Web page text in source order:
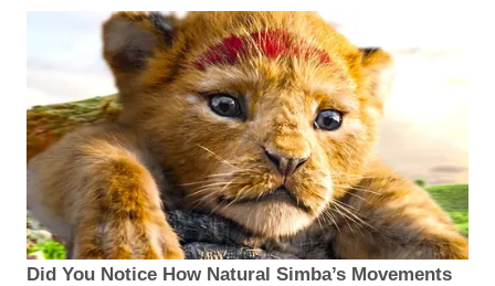
Did You Notice How Natural Simba’s Movements